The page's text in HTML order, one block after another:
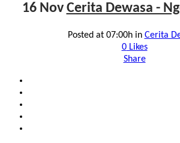
16 Nov Cerita Dewasa -
Posted at 07:00hin Cerita
0Likes
Share